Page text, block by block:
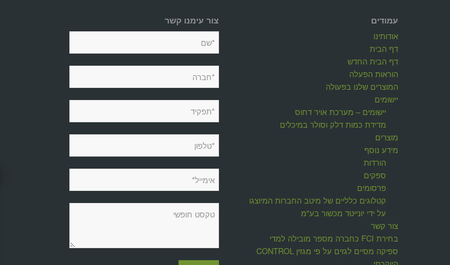
צור עימנו קשר עמודים
אודותינו
דף הבית
דף הבית החדש
הוראות הפעלה
המוצרים שלנו בפעולה
יישומים
יישומים – מערכת אויר דחוס
מדידת כמות דלק וסולר במיכלים
מוצרים
מידע נוסף
הורדות
ספקים
פרסומים
קטלוגים כלליים של מיטב החברות המיוצגות
על ידי יונייטד מכשור בע"מ
צור קשר
בחירת FCI כחברה מספר מובילה למדי
ספיקה מסיים לגזים על פי מגזין CONTROL